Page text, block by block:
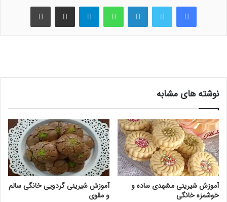
فیس بوک لینکدین واتس آپ اشتراک گذاری از طریق ایمیل
نوشته های مشابه
آموزش شیرینی مشهدی ساده و
خوشمزه خانگی
آموزش شیرینی گردویی خانگی سالم
و مقوی